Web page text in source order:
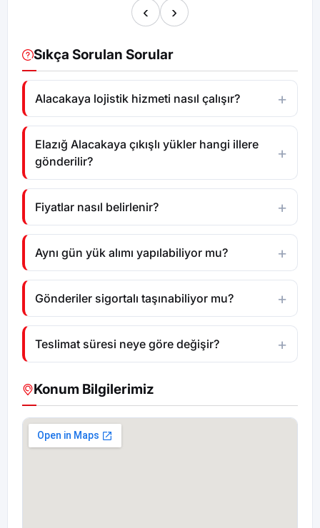
‹ ›
Sıkça Sorulan Sorular
Alacakaya lojistik hizmeti nasıl çalışır?
Elazığ Alacakaya çıkışlı yükler hangi illere
gönderilir?
Fiyatlar nasıl belirlenir?
Aynı gün yük alımı yapılabiliyor mu?
Gönderiler sigortalı taşınabiliyor mu?
Teslimat süresi neye göre değişir?
Konum Bilgilerimiz